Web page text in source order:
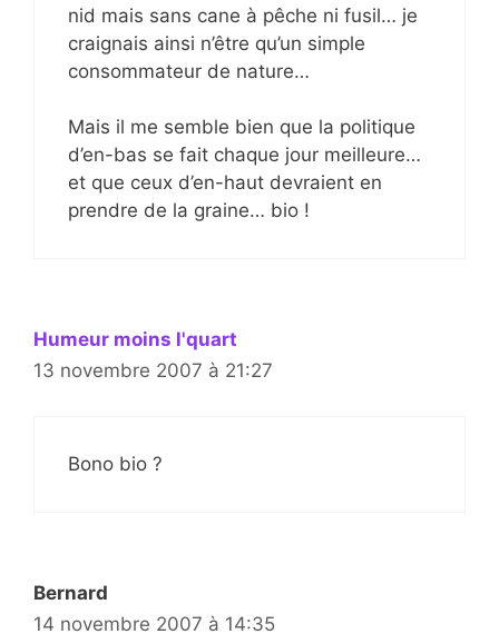
nid mais sans cane à pêche ni fusil… je
craignais ainsi n’être qu’un simple
consommateur de nature…
Mais il me semble bien que la politique
d’en-bas se fait chaque jour meilleure…
et que ceux d’en-haut devraient en
prendre de la graine… bio !
Humeur moins l'quart
13 novembre 2007 à 21:27
Bono bio ?
Bernard
14 novembre 2007 à 14:35